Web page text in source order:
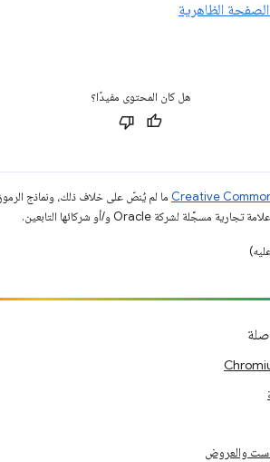
الظاهرية
هل كان المحتوى مفيدًا؟
ما لم يُنصّ على خلاف ذلك، ونماذج
والعروض